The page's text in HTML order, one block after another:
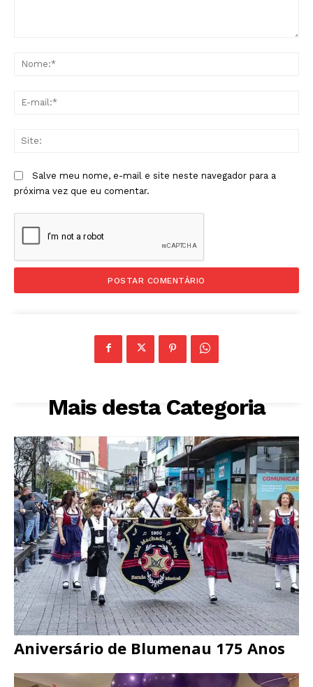
Salve meu nome, e-mail e site neste navegador para a
próxima vez que eu comentar.
Mais desta Categoria
Aniversário de Blumenau 175 Anos